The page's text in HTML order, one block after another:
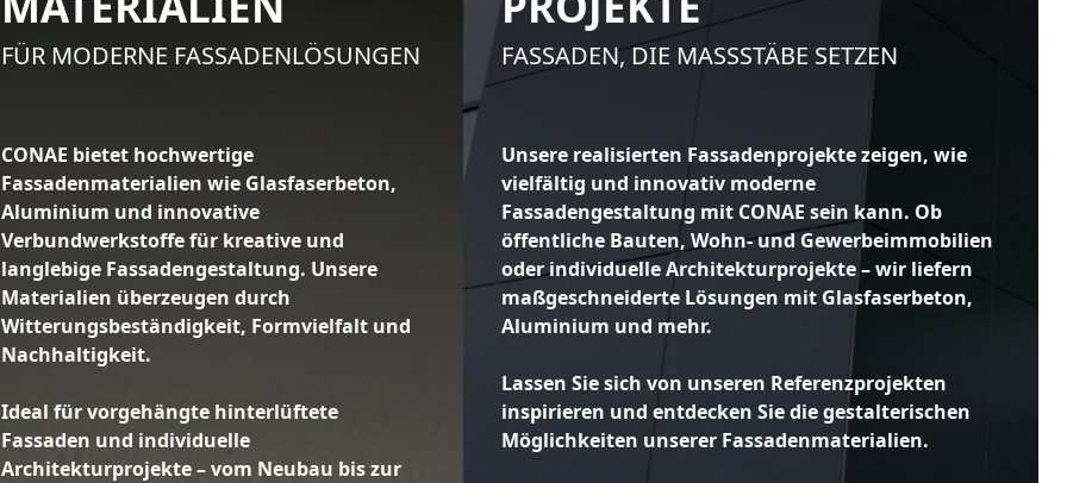
FÜR MODERNE FASSADENLÖSUNGEN
CONAE bietet hochwertige
Fassadenmaterialien wie Glasfaserbeton,
Aluminium und innovative
Verbundwerkstoffe für kreative und
langlebige Fassadengestaltung. Unsere
Materialien überzeugen durch
Witterungsbeständigkeit, Formvielfalt und
Nachhaltigkeit.
Ideal für vorgehängte hinterlüftete
Fassaden und individuelle
Architekturprojekte – vom Neubau bis zur
FASSADEN, DIE MASSSTÄBE SETZEN
Unsere realisierten Fassadenprojekte zeigen, wie
vielfältig und innovativ moderne
Fassadengestaltung mit CONAE sein kann. Ob
öffentliche Bauten, Wohn- und Gewerbeimmobilien
oder individuelle Architekturprojekte – wir liefern
maßgeschneiderte Lösungen mit Glasfaserbeton,
Aluminium und mehr.
Lassen Sie sich von unseren Referenzprojekten
inspirieren und entdecken Sie die gestalterischen
Möglichkeiten unserer Fassadenmaterialien.